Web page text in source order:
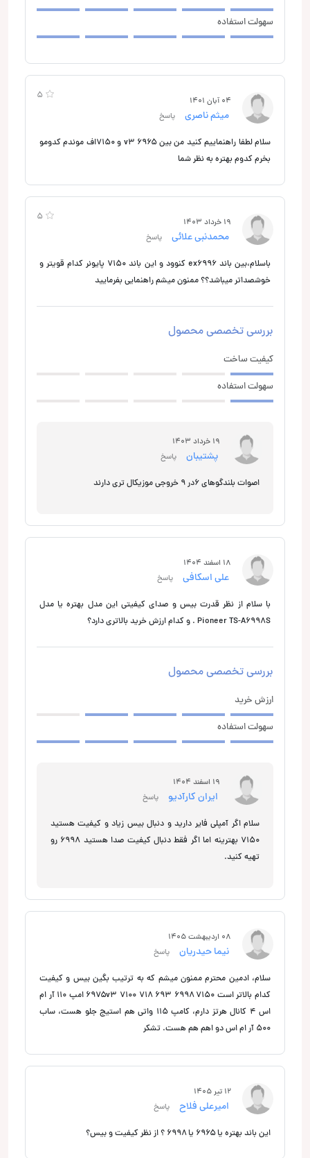
سهولت استفاده
5 04 آبان 1401
میثم ناصری پاسخ
سلام لطفا راهنماییم کنید من بین ۶۹۶۵ v3 و ۷۱۵۰اف موندم کدومو
بخرم کدوم بهتره به نظر شما
5 19 خرداد 1403
محمدنبی علائی پاسخ
باسلام،بین باند ex6996 کنوود و این باند ۷۱۵۰ پایونر کدام‌ قویتر و
خوشصداتر میباشد؟؟ ممنون میشم راهنمایی بفرمایید
بررسی تخصصی محصول
کیفیت ساخت
سهولت استفاده
19 خرداد 1403
پشتیبان پاسخ
اصوات بلندگوهای 6در 9 خروجی موزیکال تری دارند
18 اسفند 1404
علی اسکافی پاسخ
با سلام از نظر قدرت بیس و صدای کیفیتی این مدل بهتره یا مدل
Pioneer TS-A6998S . و کدام ارزش خرید بالاتری دارد؟
بررسی تخصصی محصول
ارزش خرید
سهولت استفاده
19 اسفند 1404
ایران کارآدیو پاسخ
سلام اگر آمپلی فایر دارید و دنبال بیس زیاد و کیفیت هستید
7150 بهترینه اما اگر فقط دنبال کیفیت صدا هستید 6998 رو
تهیه کنید.
08 اردیبهشت 1405
نیما حیدریان پاسخ
سلام، ادمین محترم ممنون میشم که به ترتیب بگین بیس و کیفیت
کدام بالاتر است ۷۱۵۰ ۶۹۹۸ ۶۹۷۵v3 7100 718 693 امپ ۱۱۰ آر ام
اس ۴ کانال هرتز دارم، کامپ ۱۱۵ واتی هم استیج جلو هست، ساب
۵۰۰ آر ام اس دو اهم هم هست. تشکر
12 تیر 1405
امیرعلی فلاح پاسخ
این باند بهتره یا ۶۹۶۵ یا ۶۹۹۸ ؟ از نظر کیفیت و بیس؟